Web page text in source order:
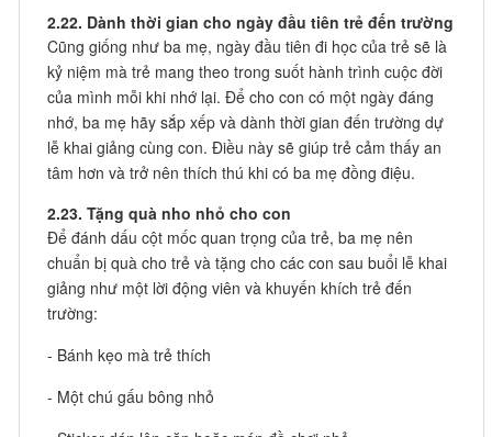
2.22. Dành thời gian cho ngày đầu tiên trẻ đến trường
Cũng giống như ba mẹ, ngày đầu tiên đi học của trẻ sẽ là
kỷ niệm mà trẻ mang theo trong suốt hành trình cuộc đời
của mình mỗi khi nhớ lại. Để cho con có một ngày đáng
nhớ, ba mẹ hãy sắp xếp và dành thời gian đến trường dự
lễ khai giảng cùng con. Điều này sẽ giúp trẻ cảm thấy an
tâm hơn và trở nên thích thú khi có ba mẹ đồng điệu.
2.23. Tặng quà nho nhỏ cho con
Để đánh dấu cột mốc quan trọng của trẻ, ba mẹ nên
chuẩn bị quà cho trẻ và tặng cho các con sau buổi lễ khai
giảng như một lời động viên và khuyến khích trẻ đến
trường:
- Bánh kẹo mà trẻ thích
- Một chú gấu bông nhỏ